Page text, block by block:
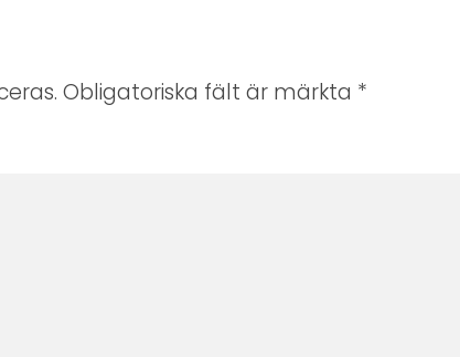
Obligatoriska fält är märkta *